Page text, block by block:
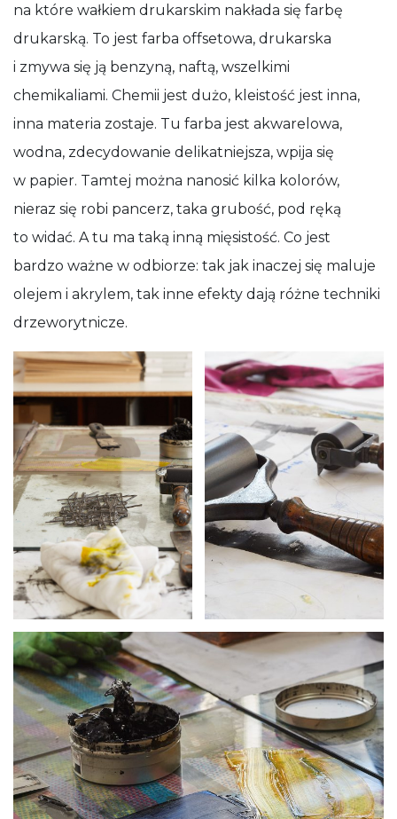
na które wałkiem drukarskim nakłada się farbę
drukarską. To jest farba offsetowa, drukarska
i zmywa się ją benzyną, naftą, wszelkimi
chemikaliami. Chemii jest dużo, kleistość jest inna,
inna materia zostaje. Tu farba jest akwarelowa,
wodna, zdecydowanie delikatniejsza, wpija się
w papier. Tamtej można nanosić kilka kolorów,
nieraz się robi pancerz, taka grubość, pod ręką
to widać. A tu ma taką inną mięsistość. Co jest
bardzo ważne w odbiorze: tak jak inaczej się maluje
olejem i akrylem, tak inne efekty dają różne techniki
drzeworytnicze.